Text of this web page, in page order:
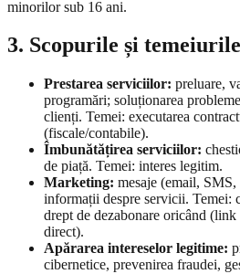
minorilor sub 16 ani.
3. Scopurile și
Prestarea serviciilor: preluare,
programări; soluționarea
clienți. Temei: executarea
(fiscale/contabile).
Îmbunătățirea serviciilor:
de piață. Temei: interes legitim.
Marketing: mesaje (email,
informații despre servicii. Temei:
drept de dezabonare oricând (link
direct).
Apărarea intereselor legitime:
cibernetice, prevenirea fraudei,